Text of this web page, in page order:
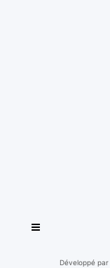
Développé par